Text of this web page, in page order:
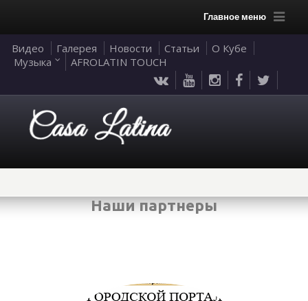
Главное меню
Видео Галерея Новости Статьи
О Кубе
Музыка
AFROLATIN TOUCH
Наши партнеры